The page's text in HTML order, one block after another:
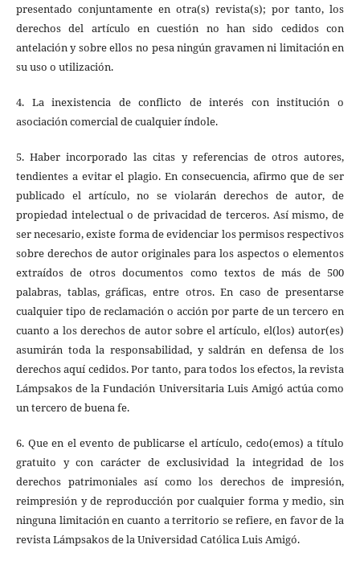
presentado conjuntamente en otra(s) revista(s); por tanto, los
derechos del artículo en cuestión no han sido cedidos con
antelación y sobre ellos no pesa ningún gravamen ni limitación en
su uso o utilización.
4. La inexistencia de conflicto de interés con institución o
asociación comercial de cualquier índole.
5. Haber incorporado las citas y referencias de otros autores,
tendientes a evitar el plagio. En consecuencia, afirmo que de ser
publicado el artículo, no se violarán derechos de autor, de
propiedad intelectual o de privacidad de terceros. Así mismo, de
ser necesario, existe forma de evidenciar los permisos respectivos
sobre derechos de autor originales para los aspectos o elementos
extraídos de otros documentos como textos de más de 500
palabras, tablas, gráficas, entre otros. En caso de presentarse
cualquier tipo de reclamación o acción por parte de un tercero en
cuanto a los derechos de autor sobre el artículo, el(los) autor(es)
asumirán toda la responsabilidad, y saldrán en defensa de los
derechos aquí cedidos. Por tanto, para todos los efectos, la revista
Lámpsakos de la Fundación Universitaria Luis Amigó actúa como
un tercero de buena fe.
6. Que en el evento de publicarse el artículo, cedo(emos) a título
gratuito y con carácter de exclusividad la integridad de los
derechos patrimoniales así como los derechos de impresión,
reimpresión y de reproducción por cualquier forma y medio, sin
ninguna limitación en cuanto a territorio se refiere, en favor de la
revista Lámpsakos de la Universidad Católica Luis Amigó.